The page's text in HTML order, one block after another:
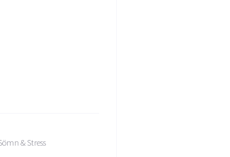
& Stress